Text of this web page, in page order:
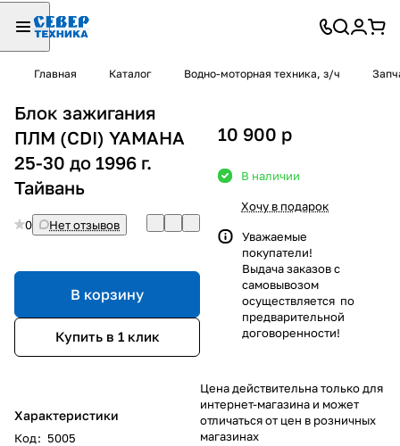
Главная Каталог Водно-моторная техника, з/ч
Блок зажигания
ПЛМ (CDI) YAMAHA
25-30 до 1996 г.
Тайвань
0 Нет отзывов
В корзину
Купить в 1 клик
Характеристики
Код: 5005
10 900 p
В наличии
Хочу в подарок
Уважаемые
покупатели!
Выдача заказов с
самовывозом
осуществляется по
предварительной
договоренности!
Цена действительна только для
интернет-магазина и может
отличаться от цен в розничных
магазинах